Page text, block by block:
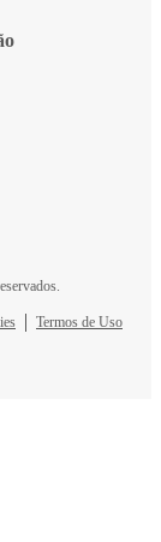
Termos de Uso